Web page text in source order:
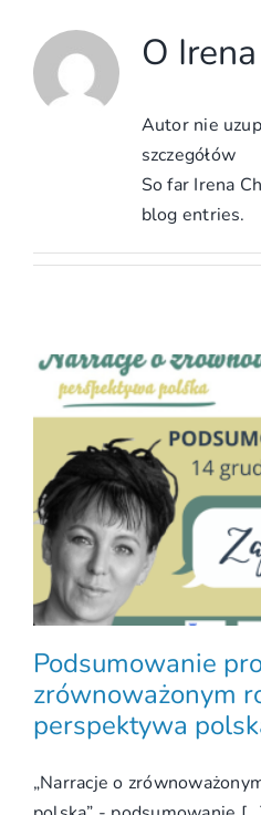
O
Autor nie
szczegółów
So far Irena
blog entries.
Podsumowanie
zrównoważonym
perspektywa
„Narracje o